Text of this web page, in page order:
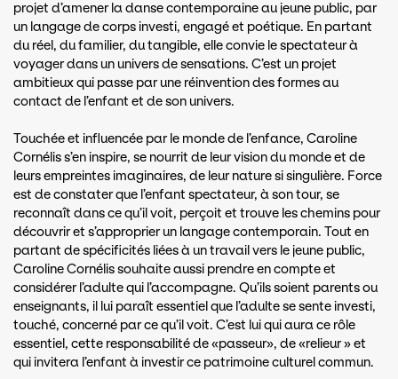
projet d’amener la danse contemporaine au jeune public, par
un langage de corps investi, engagé et poétique. En partant
du réel, du familier, du tangible, elle convie le spectateur à
voyager dans un univers de sensations. C’est un projet
ambitieux qui passe par une réinvention des formes au
contact de l’enfant et de son univers.
Touchée et influencée par le monde de l’enfance, Caroline
Cornélis s’en inspire, se nourrit de leur vision du monde et de
leurs empreintes imaginaires, de leur nature si singulière. Force
est de constater que l’enfant spectateur, à son tour, se
reconnaît dans ce qu’il voit, perçoit et trouve les chemins pour
découvrir et s’approprier un langage contemporain. Tout en
partant de spécificités liées à un travail vers le jeune public,
Caroline Cornélis souhaite aussi prendre en compte et
considérer l’adulte qui l’accompagne. Qu’ils soient parents ou
enseignants, il lui paraît essentiel que l’adulte se sente investi,
touché, concerné par ce qu’il voit. C’est lui qui aura ce rôle
essentiel, cette responsabilité de «passeur», de «relieur » et
qui invitera l’enfant à investir ce patrimoine culturel commun.